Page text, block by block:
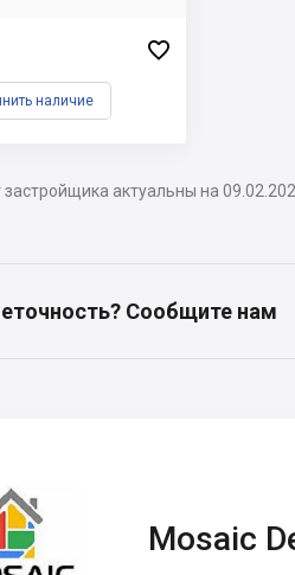

наличие
застройщика актуальны на
Сообщите нам
Mosaic